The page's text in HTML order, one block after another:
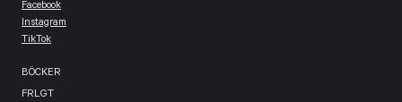
Facebook
Instagram
TikTok
BÖCKER
FRLGT